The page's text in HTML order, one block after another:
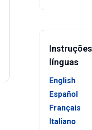
línguas
English
Español
Français
Italiano